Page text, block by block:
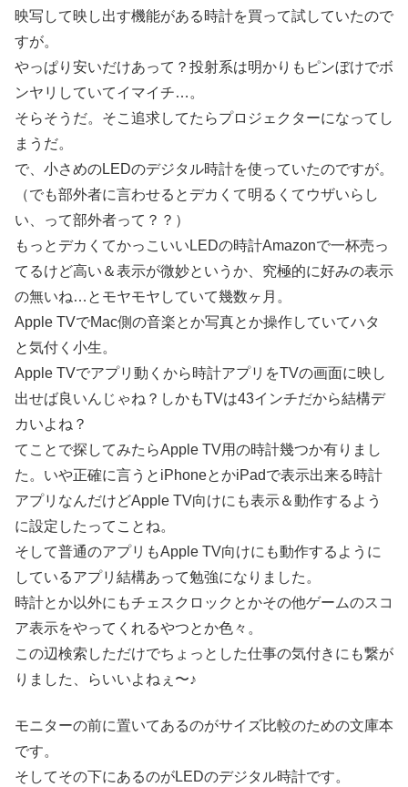
映写して映し出す機能がある時計を買って試していたので
すが。
やっぱり安いだけあって？投射系は明かりもピンぼけでボ
ンヤリしていてイマイチ…。
そらそうだ。そこ追求してたらプロジェクターになってし
まうだ。
で、小さめのLEDのデジタル時計を使っていたのですが。
（でも部外者に言わせるとデカくて明るくてウザいらし
い、って部外者って？？）
もっとデカくてかっこいいLEDの時計Amazonで一杯売っ
てるけど高い＆表示が微妙というか、究極的に好みの表示
の無いね…とモヤモヤしていて幾数ヶ月。
Apple TVでMac側の音楽とか写真とか操作していてハタ
と気付く小生。
Apple TVでアプリ動くから時計アプリをTVの画面に映し
出せば良いんじゃね？しかもTVは43インチだから結構デ
カいよね？
てことで探してみたらApple TV用の時計幾つか有りまし
た。いや正確に言うとiPhoneとかiPadで表示出来る時計
アプリなんだけどApple TV向けにも表示＆動作するよう
に設定したってことね。
そして普通のアプリもApple TV向けにも動作するように
しているアプリ結構あって勉強になりました。
時計とか以外にもチェスクロックとかその他ゲームのスコ
ア表示をやってくれるやつとか色々。
この辺検索しただけでちょっとした仕事の気付きにも繋が
りました、らいいよねぇ〜♪
モニターの前に置いてあるのがサイズ比較のための文庫本
です。
そしてその下にあるのがLEDのデジタル時計です。